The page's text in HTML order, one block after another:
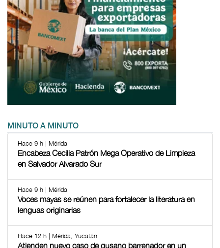
MINUTO A MINUTO
Hace 9 h | Mérida
Encabeza Cecilia Patrón Mega Operativo de Limpieza
en Salvador Alvarado Sur
Hace 9 h | Mérida
Voces mayas se reúnen para fortalecer la literatura en
lenguas originarias
Hace 12 h | Mérida, Yucatán
Atienden nuevo caso de gusano barrenador en un